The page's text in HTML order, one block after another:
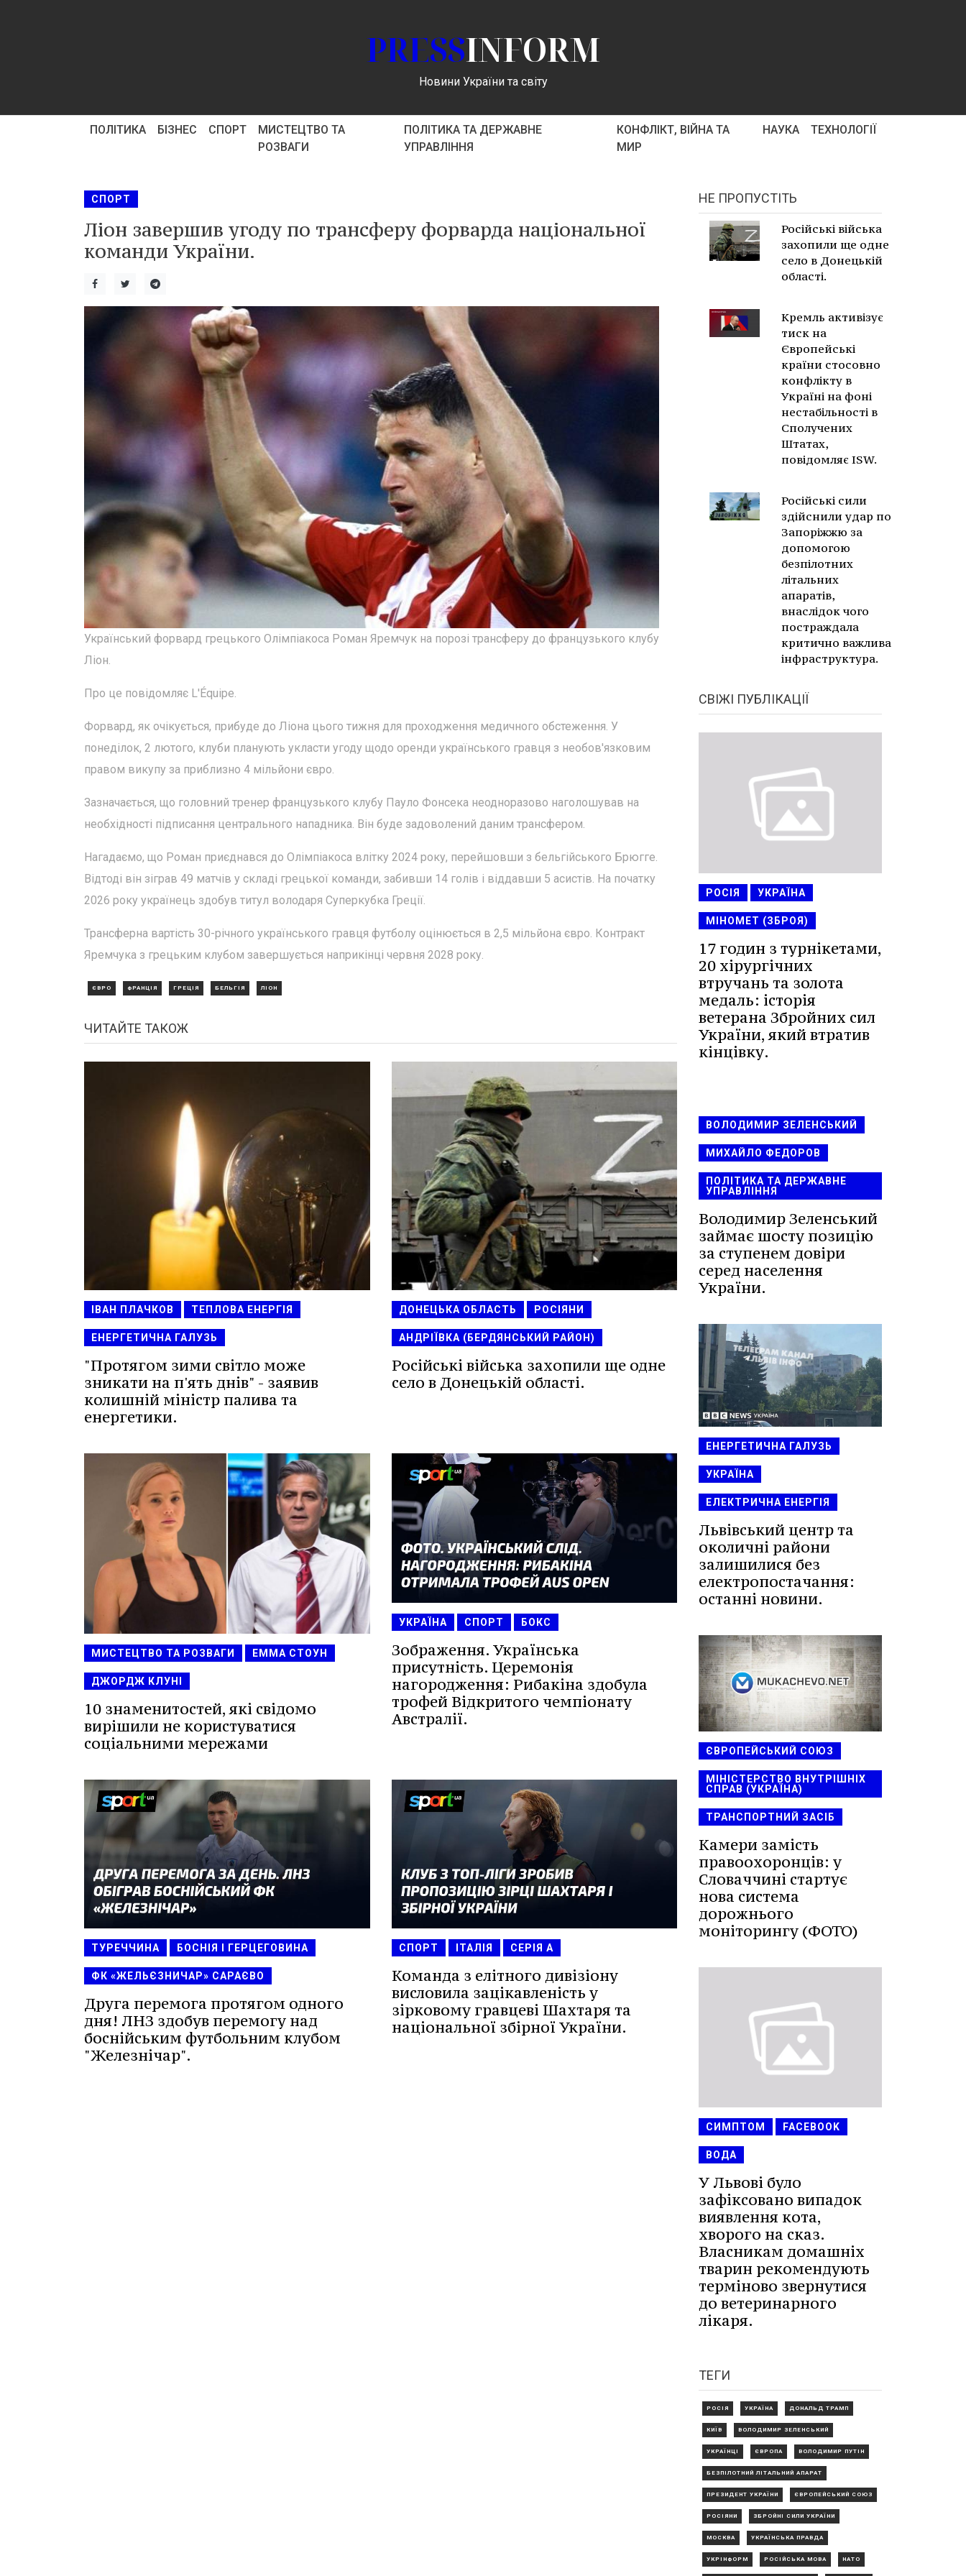
PRESSINFORM
Новини України та світу
ПОЛІТИКА БІЗНЕС СПОРТ
МИСТЕЦТВО ТА
РОЗВАГИ
ПОЛІТИКА ТА ДЕРЖАВНЕ
УПРАВЛІННЯ
КОНФЛІКТ, ВІЙНА ТА
МИР
НАУКА ТЕХНОЛОГІЇ
СПОРТ
Ліон завершив угоду по трансферу форварда національної
команди України.
Український форвард грецького Олімпіакоса Роман Яремчук на порозі трансферу до французького клубу
Ліон.
Про це повідомляє L'Équipe.
Форвард, як очікується, прибуде до Ліона цього тижня для проходження медичного обстеження. У
понеділок, 2 лютого, клуби планують укласти угоду щодо оренди українського гравця з необов'язковим
правом викупу за приблизно 4 мільйони євро.
Зазначається, що головний тренер французького клубу Пауло Фонсека неодноразово наголошував на
необхідності підписання центрального нападника. Він буде задоволений даним трансфером.
Нагадаємо, що Роман приєднався до Олімпіакоса влітку 2024 року, перейшовши з бельгійського Брюгге.
Відтоді він зіграв 49 матчів у складі грецької команди, забивши 14 голів і віддавши 5 асистів. На початку
2026 року українець здобув титул володаря Суперкубка Греції.
Трансферна вартість 30-річного українського гравця футболу оцінюється в 2,5 мільйона євро. Контракт
Яремчука з грецьким клубом завершується наприкінці червня 2028 року.
ЄВРО ФРАНЦІЯ ГРЕЦІЯ БЕЛЬГІЯ ЛІОН
ЧИТАЙТЕ ТАКОЖ
ІВАН ПЛАЧКОВ ТЕПЛОВА ЕНЕРГІЯ
ЕНЕРГЕТИЧНА ГАЛУЗЬ
"Протягом зими світло може
зникати на п'ять днів" - заявив
колишній міністр палива та
енергетики.
ДОНЕЦЬКА ОБЛАСТЬ РОСІЯНИ
АНДРІЇВКА (БЕРДЯНСЬКИЙ РАЙОН)
Російські війська захопили ще одне
село в Донецькій області.
МИСТЕЦТВО ТА РОЗВАГИ ЕММА СТОУН
ДЖОРДЖ КЛУНІ
10 знаменитостей, які свідомо
вирішили не користуватися
соціальними мережами
УКРАЇНА СПОРТ БОКС
Зображення. Українська
присутність. Церемонія
нагородження: Рибакіна здобула
трофей Відкритого чемпіонату
Австралії.
ТУРЕЧЧИНА БОСНІЯ І ГЕРЦЕГОВИНА
ФК «ЖЕЛЬЄЗНИЧАР» САРАЄВО
Друга перемога протягом одного
дня! ЛНЗ здобув перемогу над
боснійським футбольним клубом
"Железнічар".
СПОРТ ІТАЛІЯ СЕРІЯ А
Команда з елітного дивізіону
висловила зацікавленість у
зірковому гравцеві Шахтаря та
національної збірної України.
НЕ ПРОПУСТІТЬ
Російські війська
захопили ще одне
село в Донецькій
області.
Кремль активізує
тиск на
Європейські
країни стосовно
конфлікту в
Україні на фоні
нестабільності в
Сполучених
Штатах,
повідомляє ISW.
Російські сили
здійснили удар по
Запоріжжю за
допомогою
безпілотних
літальних
апаратів,
внаслідок чого
постраждала
критично важлива
інфраструктура.
СВІЖІ ПУБЛІКАЦІЇ
РОСІЯ УКРАЇНА
МІНОМЕТ (ЗБРОЯ)
17 годин з турнікетами,
20 хірургічних
втручань та золота
медаль: історія
ветерана Збройних сил
України, який втратив
кінцівку.
ВОЛОДИМИР ЗЕЛЕНСЬКИЙ
МИХАЙЛО ФЕДОРОВ
ПОЛІТИКА ТА ДЕРЖАВНЕ
УПРАВЛІННЯ
Володимир Зеленський
займає шосту позицію
за ступенем довіри
серед населення
України.
ЕНЕРГЕТИЧНА ГАЛУЗЬ
УКРАЇНА
ЕЛЕКТРИЧНА ЕНЕРГІЯ
Львівський центр та
околичні райони
залишилися без
електропостачання:
останні новини.
ЄВРОПЕЙСЬКИЙ СОЮЗ
МІНІСТЕРСТВО ВНУТРІШНІХ
СПРАВ (УКРАЇНА)
ТРАНСПОРТНИЙ ЗАСІБ
Камери замість
правоохоронців: у
Словаччині стартує
нова система
дорожнього
моніторингу (ФОТО)
СИМПТОМ FACEBOOK
ВОДА
У Львові було
зафіксовано випадок
виявлення кота,
хворого на сказ.
Власникам домашніх
тварин рекомендують
терміново звернутися
до ветеринарного
лікаря.
ТЕГИ
РОСІЯ УКРАЇНА ДОНАЛЬД ТРАМП
КИЇВ ВОЛОДИМИР ЗЕЛЕНСЬКИЙ
УКРАЇНЦІ ЄВРОПА ВОЛОДИМИР ПУТІН
БЕЗПІЛОТНИЙ ЛІТАЛЬНИЙ АПАРАТ
ПРЕЗИДЕНТ УКРАЇНИ ЄВРОПЕЙСЬКИЙ СОЮЗ
РОСІЯНИ ЗБРОЙНІ СИЛИ УКРАЇНИ
МОСКВА УКРАЇНСЬКА ПРАВДА
УКРІНФОРМ РОСІЙСЬКА МОВА НАТО